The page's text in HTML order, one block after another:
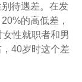
待遇差。在发
的高低差，
性就职者和男
40岁时这个差